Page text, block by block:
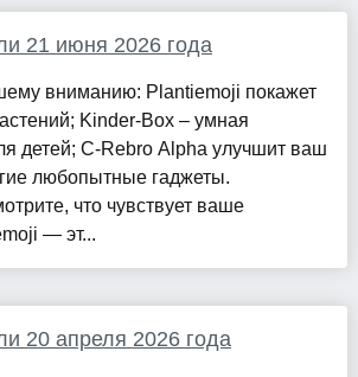
21 июня 2026 года
вниманию: Plantiemoji покажет
Kinder-Вox – умная
детей; C-Rebro Alpha улучшит ваш
любопытные гаджеты.
что чувствует ваше
— эт...
20 апреля 2026 года